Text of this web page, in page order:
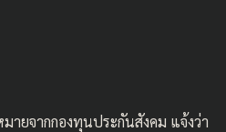
ายจากกองทุนประกันสังคม แจ้งว่า